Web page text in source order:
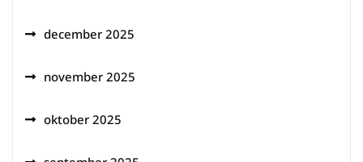
december 2025
november 2025
oktober 2025